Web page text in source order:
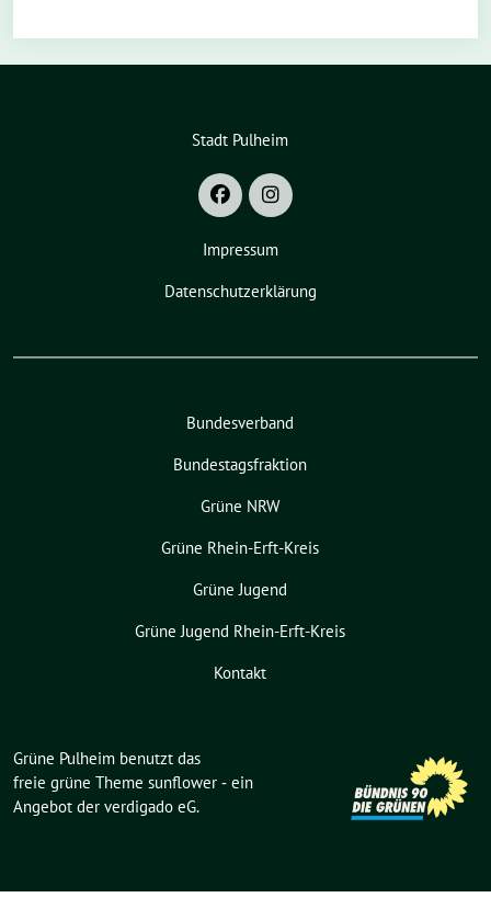
Stadt Pulheim
Impressum
Datenschutzerklärung
Bundesverband
Bundestagsfraktion
Grüne NRW
Grüne Rhein-Erft-Kreis
Grüne Jugend
Grüne Jugend Rhein-Erft-Kreis
Kontakt
Grüne Pulheim benutzt das
freie grüne Theme sunflower ‐ ein
Angebot der verdigado eG.